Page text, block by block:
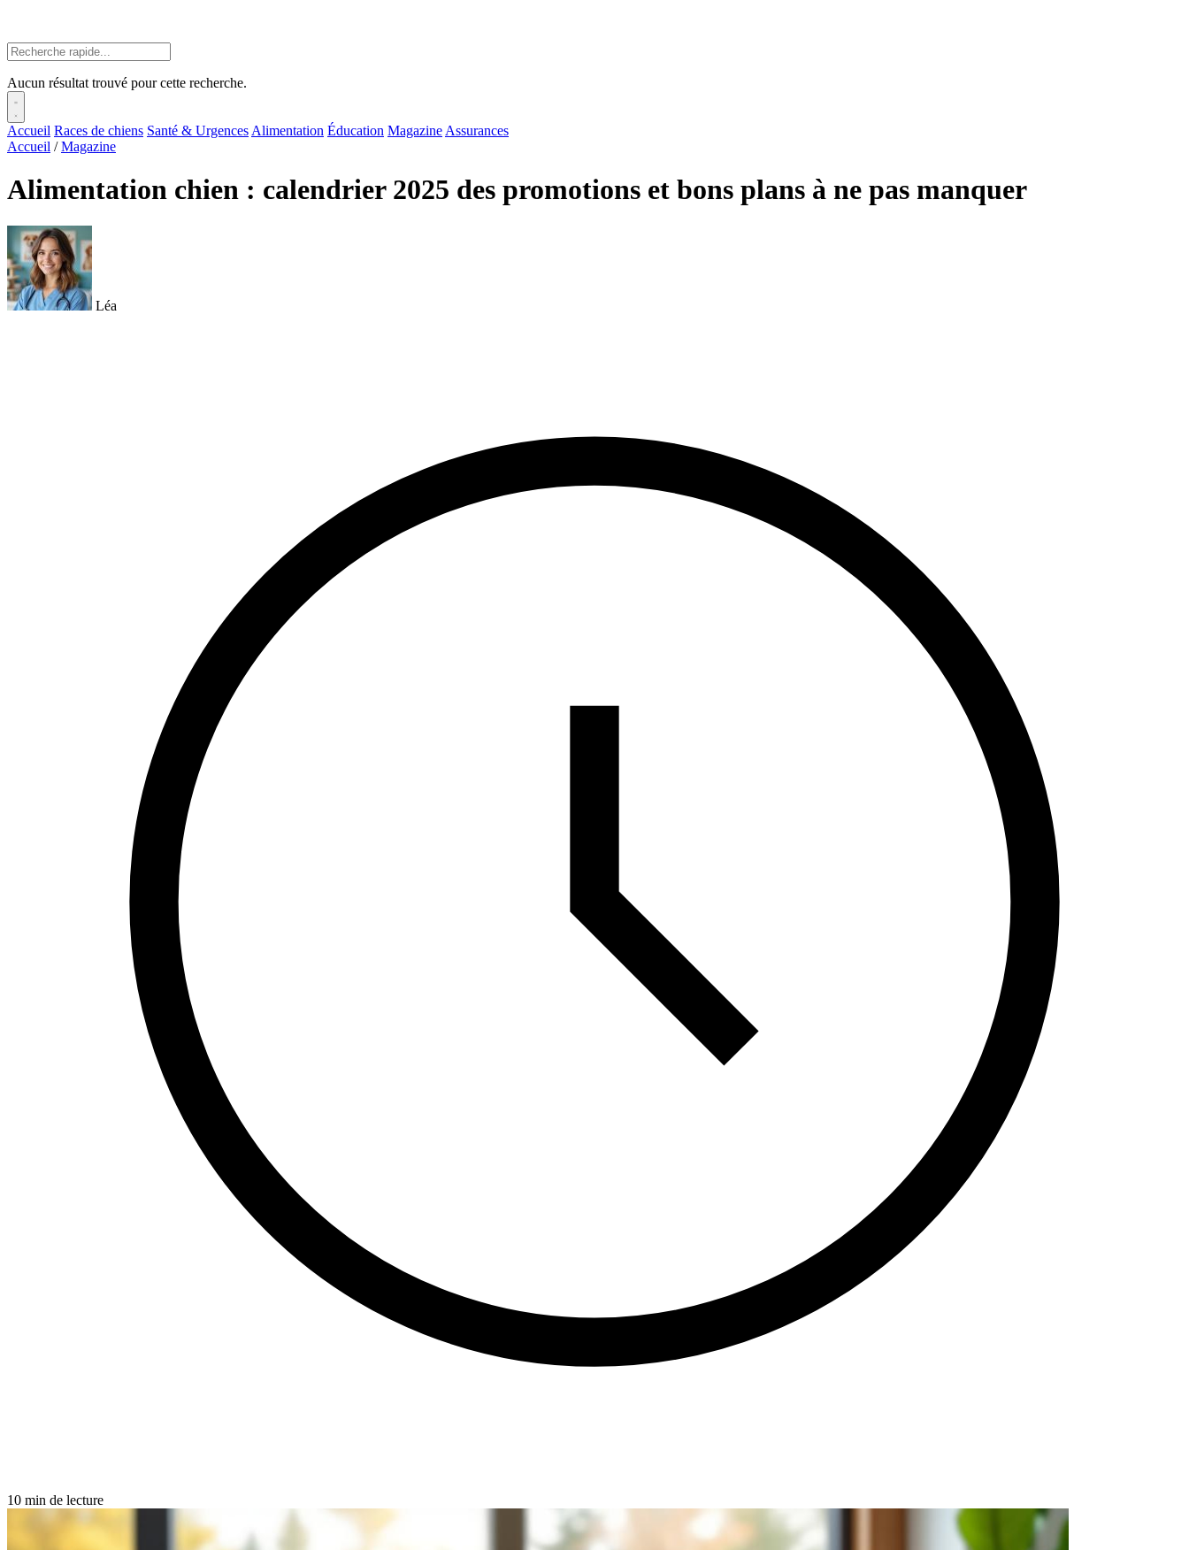
Aucun résultat trouvé pour cette recherche.
Accueil Races de chiens Santé & Urgences Alimentation Éducation Magazine Assurances
Accueil / Magazine
Alimentation chien : calendrier 2025 des promotions et bons plans à ne pas manquer
Léa
10 min de lecture